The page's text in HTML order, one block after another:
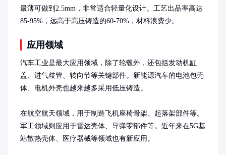
最薄可做到2.5mm，非常适合轻量化设计。工艺出品率高达
85-95%，远高于高压铸造的60-70%，材料浪费少。
应用领域
汽车工业是最大应用领域，除了轮毂外，还包括发动机缸
盖、进气歧管、转向节等关键部件。新能源汽车的电池包壳
体、电机外壳也越来越多采用低压铸造。
在航空航天领域，用于制造飞机座椅骨架、起落架部件等。
军工领域则应用于雷达壳体、导弹零部件等。近年来在5G基
站散热壳体、医疗器械等领域也有新应用。